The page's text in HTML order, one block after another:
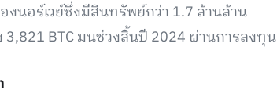
นอร์เวย์ซึ่งมีสินทรัพย์กว่า 1.7 ล้านล้าน
3,821 BTC มนช่วงสิ้นปี 2024 ผ่านการลงทุน